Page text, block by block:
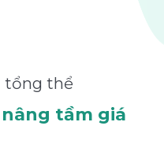
tổng thể
tầm giá